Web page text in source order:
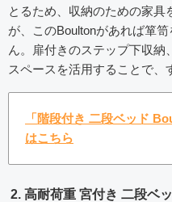
とるため、収納のための家具
が、このBoultonがあれば箪
ん。扉付きのステップ下収納
スペースを活用することで、
「階段付き 二段ベッド
はこちら
2. 高耐荷重 宮付き 二段ベ